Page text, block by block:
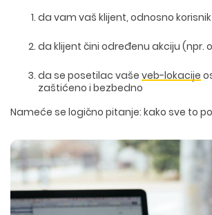
da vam vaš klijent, odnosno
da klijent čini određenu akciju (npr.
da se posetilac vaše veb-lokacije
zaštićeno i bezbedno
Nameće se logično pitanje: kako sve to